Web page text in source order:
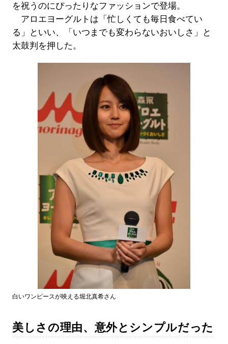
を祝うのにぴったりなファッションで登場。
アロエヨーグルトは「忙しくても毎日食べてい
る」といい、「いつまでも変わらないおいしさ」と
太鼓判を押した。
白いワンピースが映える堀北真希さん
美しさの理由、意外とシンプルだった